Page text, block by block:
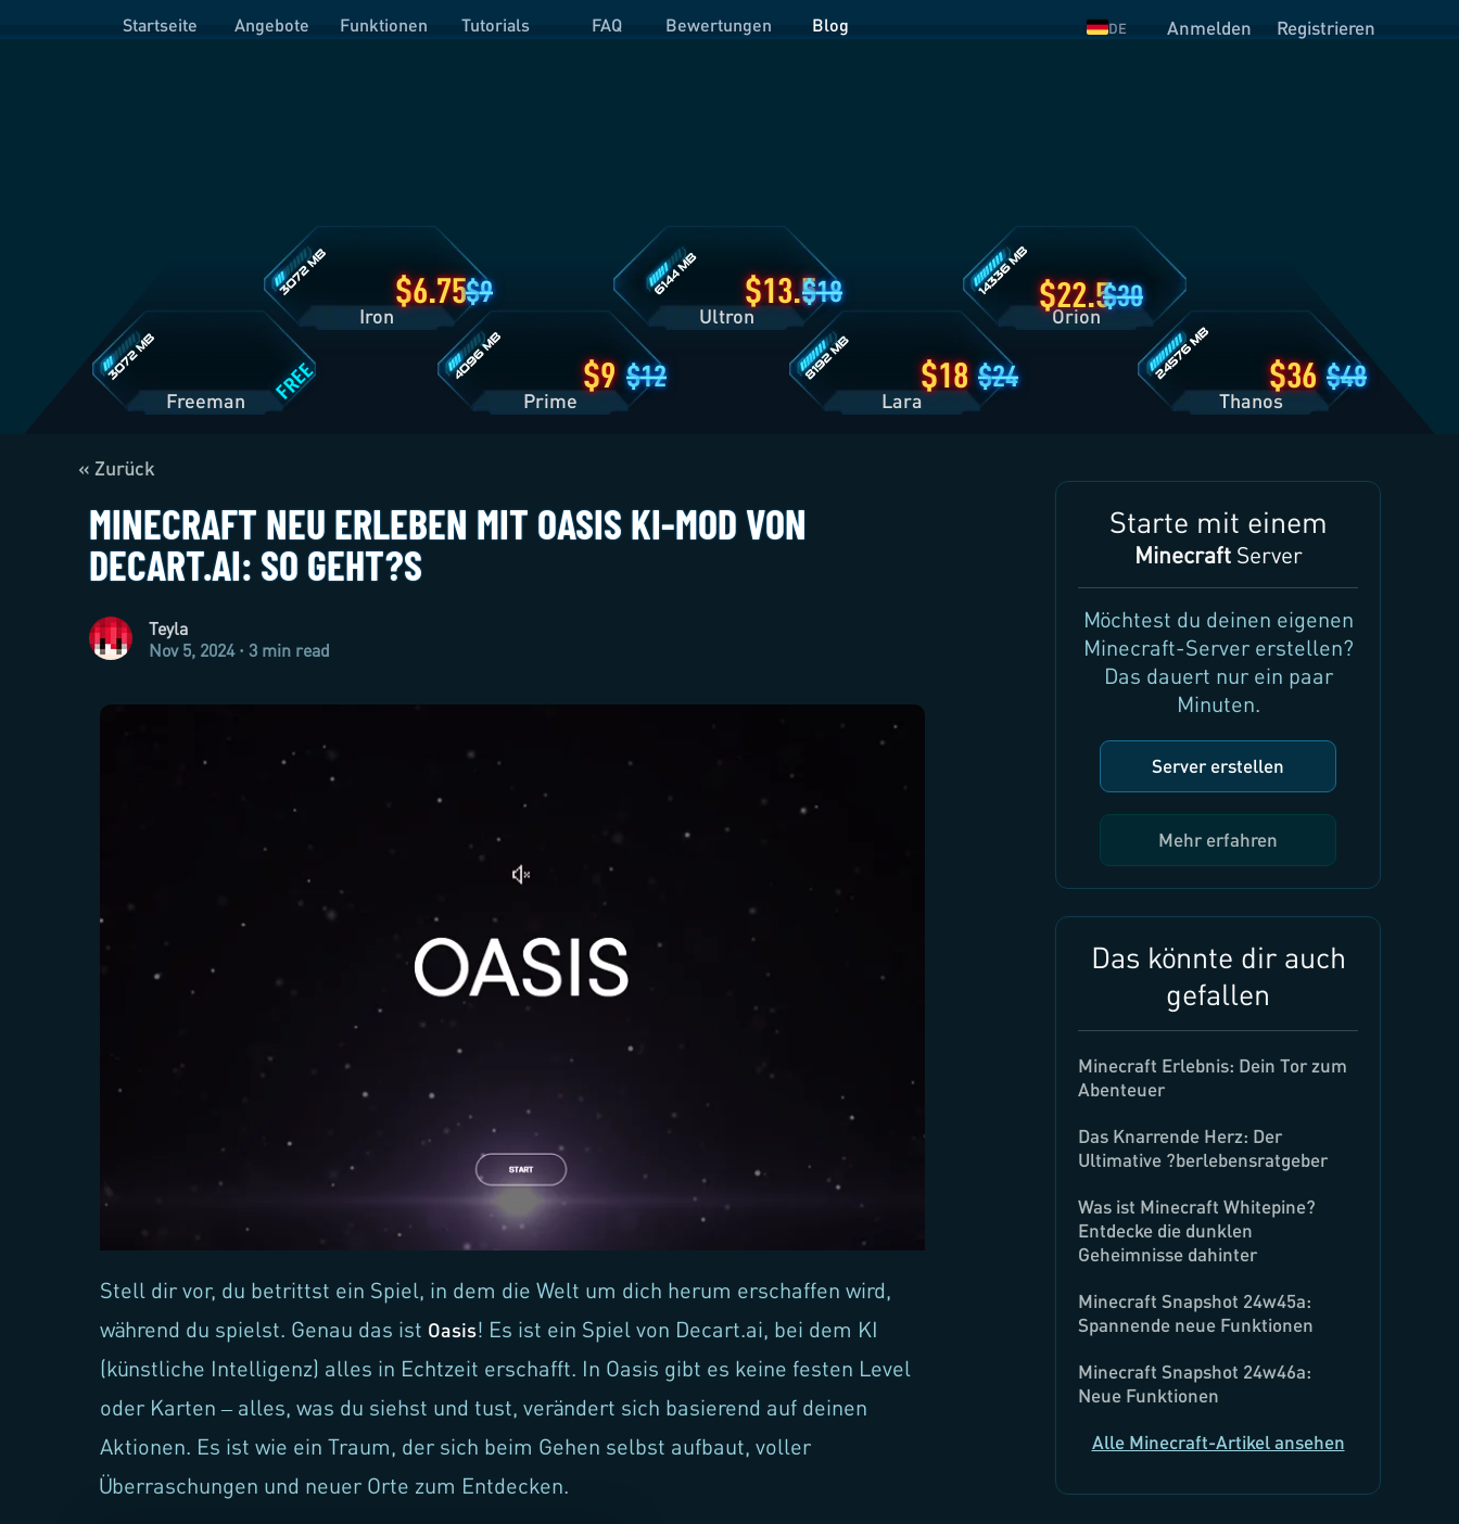
Startseite Angebote Funktionen Tutorials FAQ Bewertungen Blog DE Anmelden Registrieren
FREE
Freeman
6.75 9
Iron
9 12
Prime
13.518
Ultron
18 24
Lara
22.530
Orion
36 48
Thanos
« Zurück
MINECRAFT NEU ERLEBEN MIT OASIS KI-MOD VON
DECART.AI: SO GEHT?S
Teyla
Nov 5, 2024 · 3 min read
Stell dir vor, du betrittst ein Spiel, in dem die Welt um dich herum erschaffen wird,
während du spielst. Genau das ist Oasis! Es ist ein Spiel von Decart.ai, bei dem KI
(künstliche Intelligenz) alles in Echtzeit erschafft. In Oasis gibt es keine festen Level
oder Karten – alles, was du siehst und tust, verändert sich basierend auf deinen
Aktionen. Es ist wie ein Traum, der sich beim Gehen selbst aufbaut, voller
Überraschungen und neuer Orte zum Entdecken.
Starte mit einem
MinecraftServer
Möchtest du deinen eigenen
Minecraft-Server erstellen?
Das dauert nur ein paar
Minuten.
Server erstellen
Mehr erfahren
Das könnte dir auch
gefallen
Minecraft Erlebnis: Dein Tor zum
Abenteuer
Das Knarrende Herz: Der
Ultimative ?berlebensratgeber
Was ist Minecraft Whitepine?
Entdecke die dunklen
Geheimnisse dahinter
Minecraft Snapshot 24w45a:
Spannende neue Funktionen
Minecraft Snapshot 24w46a:
Neue Funktionen
Alle Minecraft-Artikel ansehen